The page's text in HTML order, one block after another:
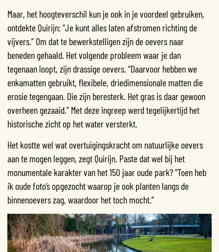
Maar, het hoogteverschil kun je ook in je voordeel gebruiken,
ontdekte Quirijn: “Je kunt alles laten afstromen richting de
vijvers.” Om dat te bewerkstelligen zijn de oevers naar
beneden gehaald. Het volgende probleem waar je dan
tegenaan loopt, zijn drassige oevers. “Daarvoor hebben we
enkamatten gebruikt, flexibele, driedimensionale matten die
erosie tegengaan. Die zijn beresterk. Het gras is daar gewoon
overheen gezaaid.” Met deze ingreep werd tegelijkertijd het
historische zicht op het water versterkt.
Het kostte wel wat overtuigingskracht om natuurlijke oevers
aan te mogen leggen, zegt Quirijn. Paste dat wel bij het
monumentale karakter van het 150 jaar oude park? “Toen heb
ik oude foto’s opgezocht waarop je ook planten langs de
binnenoevers zag, waardoor het toch mocht.”